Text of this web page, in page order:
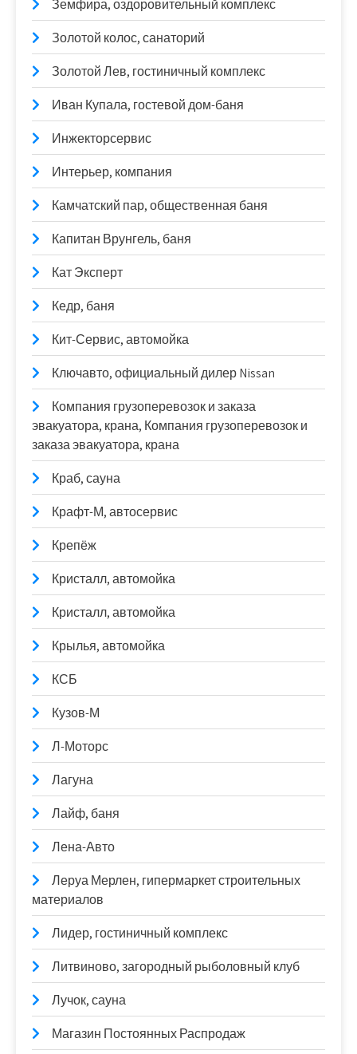
Земфира, оздоровительный комплекс
Золотой колос, санаторий
Золотой Лев, гостиничный комплекс
Иван Купала, гостевой дом-баня
Инжекторсервис
Интерьер, компания
Камчатский пар, общественная баня
Капитан Врунгель, баня
Кат Эксперт
Кедр, баня
Кит-Сервис, автомойка
Ключавто, официальный дилер Nissan
Компания грузоперевозок и заказа
эвакуатора, крана, Компания грузоперевозок и
заказа эвакуатора, крана
Краб, сауна
Крафт-М, автосервис
Крепёж
Кристалл, автомойка
Кристалл, автомойка
Крылья, автомойка
КСБ
Кузов-М
Л-Моторс
Лагуна
Лайф, баня
Лена-Авто
Леруа Мерлен, гипермаркет строительных
материалов
Лидер, гостиничный комплекс
Литвиново, загородный рыболовный клуб
Лучок, сауна
Магазин Постоянных Распродаж